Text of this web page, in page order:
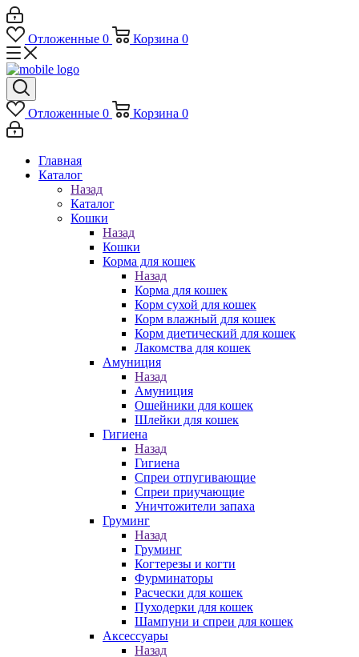
Отложенные 0 Корзина 0
Отложенные 0 Корзина 0
Главная
Каталог
Назад
Каталог
Кошки
Назад
Кошки
Корма для кошек
Назад
Корма для кошек
Корм сухой для кошек
Корм влажный для кошек
Корм диетический для кошек
Лакомства для кошек
Амуниция
Назад
Амуниция
Ошейники для кошек
Шлейки для кошек
Гигиена
Назад
Гигиена
Спреи отпугивающие
Спреи приучающие
Уничтожители запаха
Груминг
Назад
Груминг
Когтерезы и когти
Фурминаторы
Расчески для кошек
Пуходерки для кошек
Шампуни и спреи для кошек
Аксессуары
Назад